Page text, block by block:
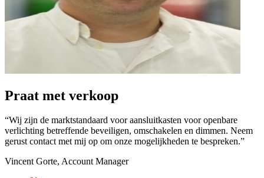
Praat met verkoop
“Wij zijn de marktstandaard voor aansluitkasten voor openbare
verlichting betreffende beveiligen, omschakelen en dimmen. Neem
gerust contact met mij op om onze mogelijkheden te bespreken.”
Vincent Gorte, Account Manager